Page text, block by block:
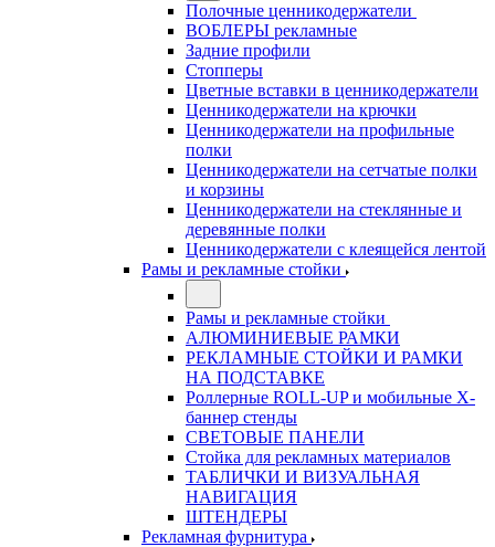
Полочные ценникодержатели
ВОБЛЕРЫ рекламные
Задние профили
Стопперы
Цветные вставки в ценникодержатели
Ценникодержатели на крючки
Ценникодержатели на профильные
полки
Ценникодержатели на сетчатые полки
и корзины
Ценникодержатели на стеклянные и
деревянные полки
Ценникодержатели с клеящейся лентой
Рамы и рекламные стойки
Рамы и рекламные стойки
АЛЮМИНИЕВЫЕ РАМКИ
РЕКЛАМНЫЕ СТОЙКИ И РАМКИ
НА ПОДСТАВКЕ
Роллерные ROLL-UP и мобильные X-
баннер стенды
СВЕТОВЫЕ ПАНЕЛИ
Стойка для рекламных материалов
ТАБЛИЧКИ И ВИЗУАЛЬНАЯ
НАВИГАЦИЯ
ШТЕНДЕРЫ
Рекламная фурнитура